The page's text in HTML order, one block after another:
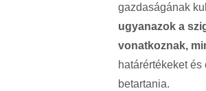
gazdaságának
ugyanazok a
vonatkoznak,
határértékeket
betartania.